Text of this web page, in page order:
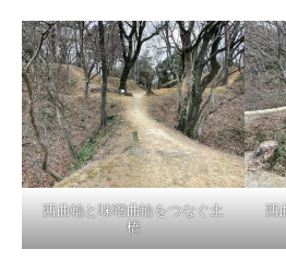
西曲輪と味噌曲輪をつなぐ土
橋
西